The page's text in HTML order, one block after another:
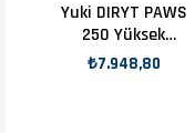
Yuki DIRYT PAWS
250 Yüksek
Performans Piston
₺7.948,80